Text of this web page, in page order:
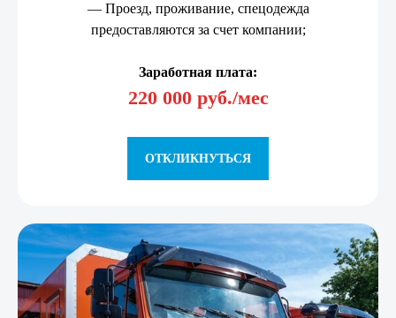
— Проезд, проживание, спецодежда
предоставляются за счет компании;
Заработная плата:
220 000 руб./мес
ОТКЛИКНУТЬСЯ